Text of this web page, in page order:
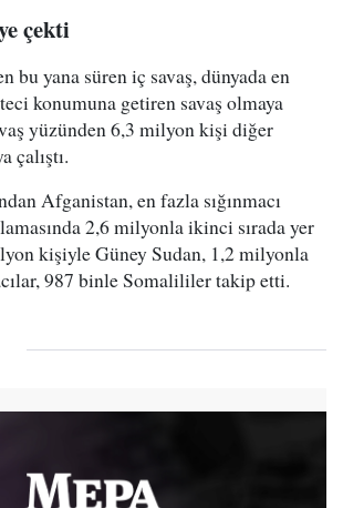
çekti
bu yana süren iç savaş, dünyada en
konumuna getiren savaş olmaya
yüzünden 6,3 milyon kişi diğer
çalıştı.
Afganistan, en fazla sığınmacı
2,6 milyonla ikinci sırada yer
kişiyle Güney Sudan, 1,2 milyonla
987 binle Somalililer takip etti.